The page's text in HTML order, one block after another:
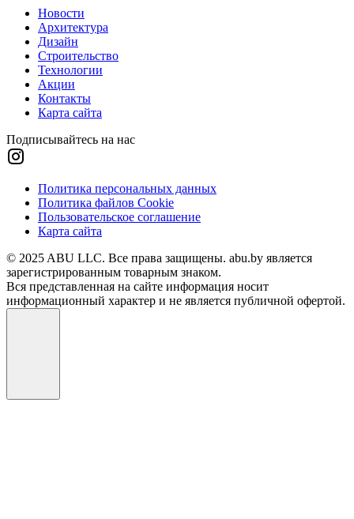
Новости
Архитектура
Дизайн
Строительство
Технологии
Акции
Контакты
Карта сайта
Подписывайтесь на нас
Политика персональных данных
Политика файлов Cookie
Пользовательское соглашение
Карта сайта
© 2025 ABU LLC. Все права защищены. abu.by является
зарегистрированным товарным знаком.
Вся представленная на сайте информация носит
информационный характер и не является публичной офертой.